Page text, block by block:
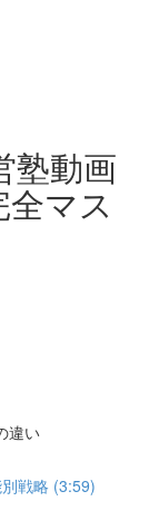
塾動画
マス
違い
戦略 (3:59)